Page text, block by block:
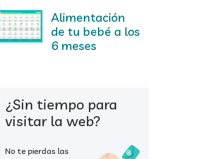
Alimentación
de tu bebé a los
6 meses
¿Sin tiempo para
visitar la web?
No te pierdas las